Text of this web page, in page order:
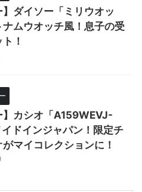
】ダイソー「ミリウオッ
ムウオッチ風！息子の受
！
】カシオ「A159WEVJ-
ドインジャパン！限定チ
マイコレクションに！